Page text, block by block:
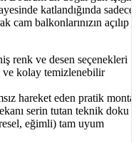
katlandığında sadece
cam balkonlarınızın açılıp
renk ve desen seçenekleri
kolay temizlenebilir
hareket eden pratik
serin tutan teknik doku
eğimli) tam uyum